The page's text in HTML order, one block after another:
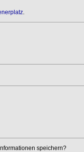
.
speichern?